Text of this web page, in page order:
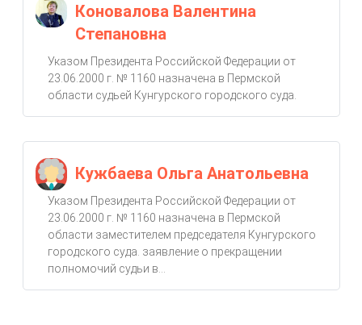
Коновалова Валентина
Степановна
Указом Президента Российской Федерации от
23.06.2000 г. № 1160 назначена в Пермской
области судьей Кунгурского городского суда.
Кужбаева Ольга Анатольевна
Указом Президента Российской Федерации от
23.06.2000 г. № 1160 назначена в Пермской
области заместителем председателя Кунгурского
городского суда. заявление о прекращении
полномочий судьи в...